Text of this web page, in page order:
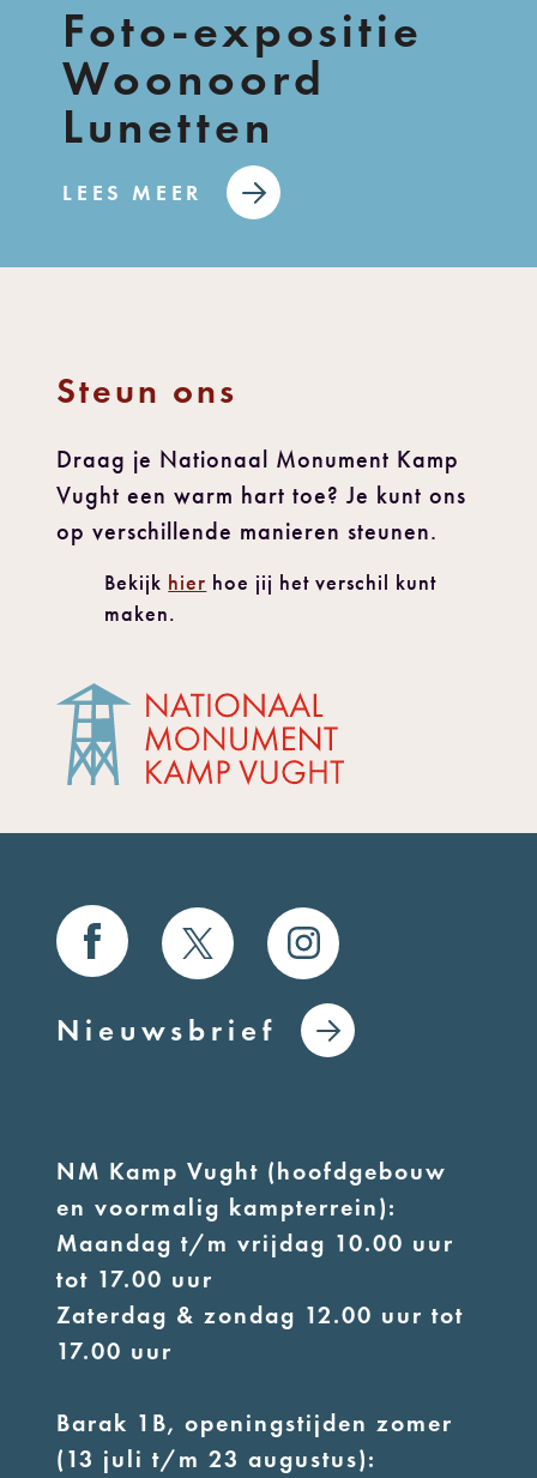
Foto-expositie
Woonoord
Lunetten
LEES MEER
Steun ons
Draag je Nationaal Monument Kamp
Vught een warm hart toe? Je kunt ons
op verschillende manieren steunen.
Bekijk hier hoe jij het verschil kunt
maken.
Nieuwsbrief
NM Kamp Vught (hoofdgebouw
en voormalig kampterrein):
Maandag t/m vrijdag 10.00 uur
tot 17.00 uur
Zaterdag & zondag 12.00 uur tot
17.00 uur
Barak 1B, openingstijden zomer
(13 juli t/m 23 augustus):